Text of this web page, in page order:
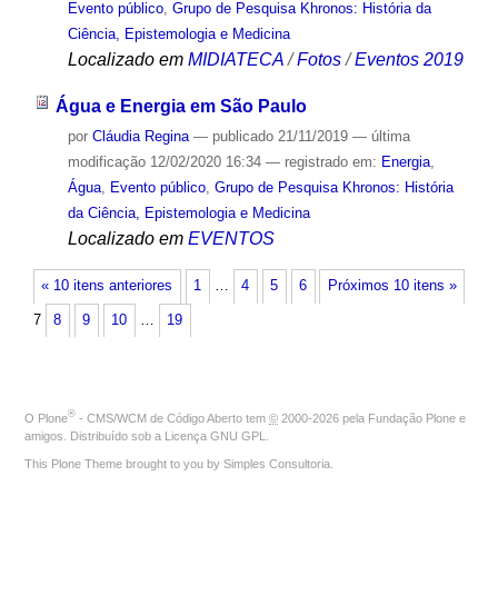
Evento público, Grupo de Pesquisa Khronos: História da
Ciência, Epistemologia e Medicina
Localizado em MIDIATECA /Fotos /Eventos 2019
Água e Energia em São Paulo
por Cláudia Regina — publicado21/11/2019 — última
modificação12/02/2020 16:34 — registrado em: Energia,
Água, Evento público, Grupo de Pesquisa Khronos: História
da Ciência, Epistemologia e Medicina
Localizado em EVENTOS
« 10 itens anteriores Próximos 10 itens »
1 … 4 5 6
7 8 9 10 … 19
O Plone® - CMS/WCM de Código Aberto tem © 2000-2026 pela Fundação Plone e
amigos. Distribuído sob a Licença GNU GPL
This Plone Theme brought to you by Simples Consultoria